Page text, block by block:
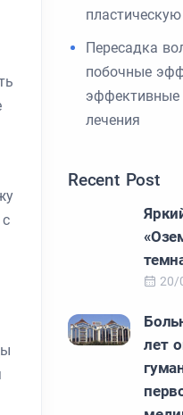
Пересадка
побочные
эффективные
лечения
Recent Post
20/
лет